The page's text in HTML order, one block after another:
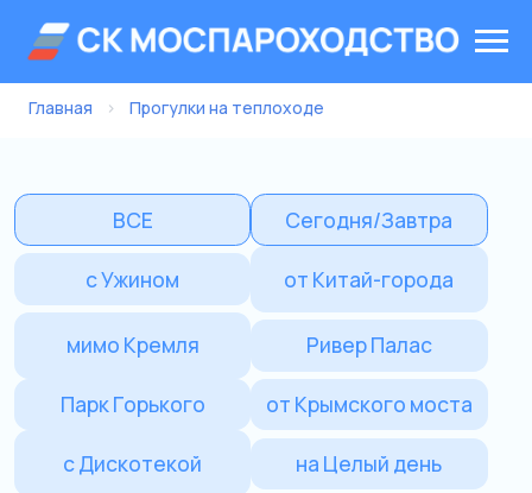
Главная › Прогулки на теплоходе
с Ужином от Китай-города
мимо Кремля Ривер Палас
от Крымского моста
на Целый день
от Северного речного
с Гидом
Морис Речной трамвайчик